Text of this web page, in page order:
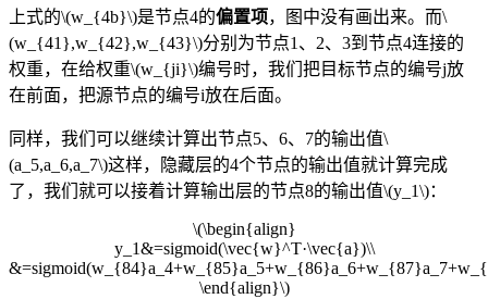
上式的\(w_{4b}\)是节点4的偏置项，图中没有画出来。而\
(w_{41},w_{42},w_{43}\)分别为节点1、2、3到节点4连接的
权重，在给权重\(w_{ji}\)编号时，我们把目标节点的编号j放
在前面，把源节点的编号i放在后面。
同样，我们可以继续计算出节点5、6、7的输出值\
(a_5,a_6,a_7\)这样，隐藏层的4个节点的输出值就计算完成
了，我们就可以接着计算输出层的节点8的输出值\(y_1\)：
\(\begin{align}
y_1&=sigmoid(\vec{w}^T·\vec{a})\\
\end{align}\)